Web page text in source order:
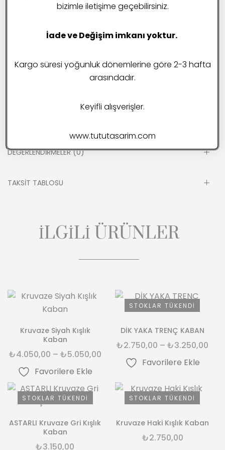
Favorilere Ekle
Stok kodu:
000000002
DEĞERLENDIRMELER (0)
TAKSIT TABLOSU
İLGILI ÜRÜNLER
Kruvaze Siyah Kışlık
Kaban
₺4.050,00 – ₺5.050,00
Favorilere Ekle
STOKLAR TÜKENDI
DİK YAKA TRENÇ KABAN
₺2.750,00 – ₺3.250,00
Favorilere Ekle
STOKLAR TÜKENDI
ASTARLI Kruvaze Gri Kışlık
Kaban
₺3.150,00
STOKLAR TÜKENDI
Kruvaze Haki Kışlık Kaban
₺2.750,00
bizimle iletişime geçebilirsiniz.
İade ve Değişim imkanı yoktur.
Kargo süresi yoğunluk dönemlerine göre 2-3 hafta
arasındadır.
Keyifli alışverişler.
www.tututasarim.com